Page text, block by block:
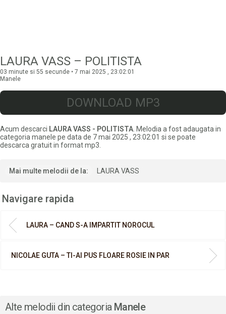
LAURA VASS – POLITISTA
03 minute si 55 secunde • 7 mai 2025 , 23:02:01
Manele
DOWNLOAD MP3
Acum descarci LAURA VASS - POLITISTA . Melodia a fost adaugata in
categoria manele pe data de 7 mai 2025 , 23:02:01 si se poate
descarca gratuit in format mp3.
Mai multe melodii de la: LAURA VASS
Navigare rapida
LAURA – CAND S-A IMPARTIT NOROCUL
NICOLAE GUTA – TI-AI PUS FLOARE ROSIE IN PAR
Alte melodii din categoria Manele